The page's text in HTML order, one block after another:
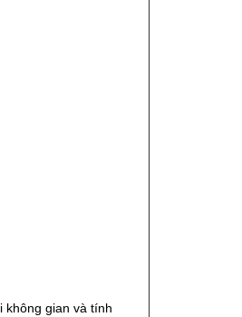
không gian và tính